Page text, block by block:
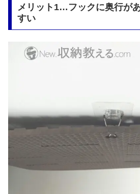
メリット1…フックに奥行が
すい